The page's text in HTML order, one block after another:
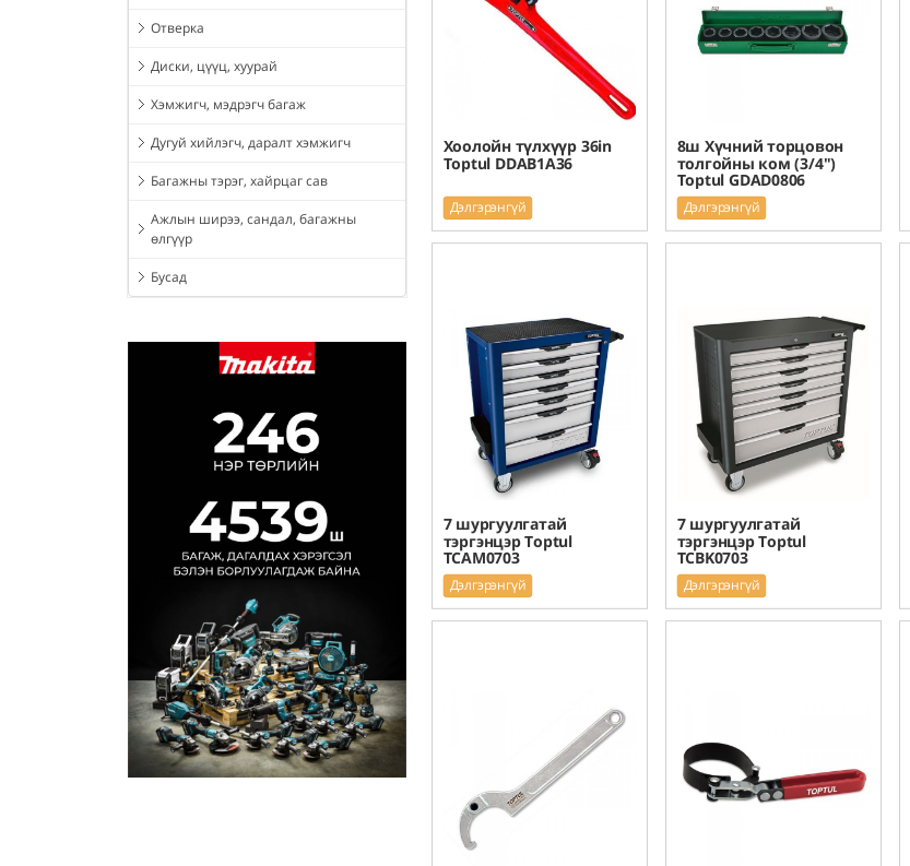
Отверка
Диски, цүүц, хуурай
Хэмжигч, мэдрэгч багаж
Дугуй хийлэгч, даралт хэмжигч
Багажны тэрэг, хайрцаг сав
Ажлын ширээ, сандал, багажны
өлгүүр
Бусад
Хоолойн түлхүүр 36in
Toptul DDAB1A36
Дэлгэрэнгүй
8ш Хүчний торцовон
толгойны ком (3/4")
Toptul GDAD0806
Дэлгэрэнгүй
7 шургуулгатай
тэргэнцэр Toptul
TCAM0703
Дэлгэрэнгүй
7 шургуулгатай
тэргэнцэр Toptul
TCBK0703
Дэлгэрэнгүй